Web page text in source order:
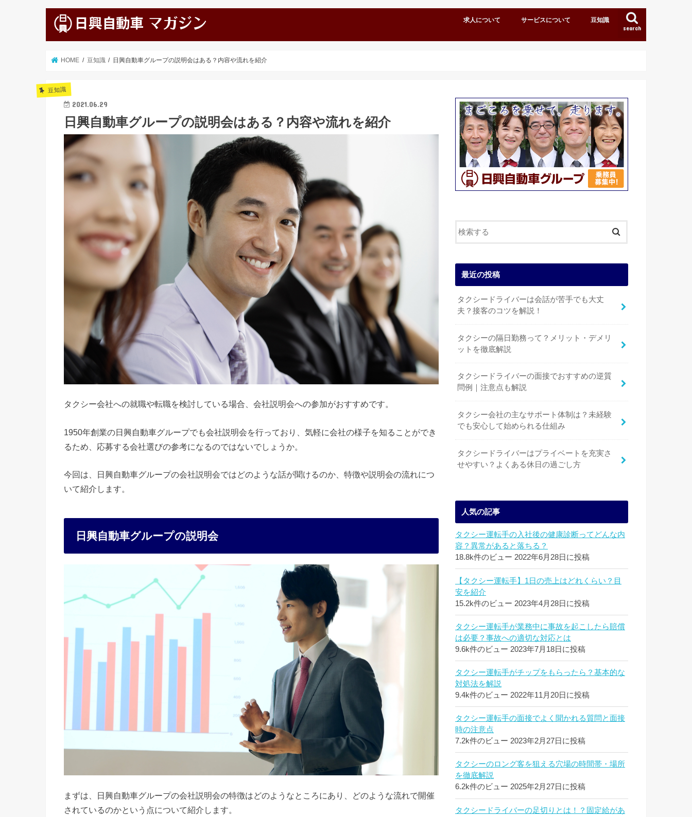
search
求人について サービスについて 豆知識
HOME 豆知識 日興自動車グループの説明会はある？内容や流れを紹介
豆知識
2021.06.29
日興自動車グループの説明会はある？内容や流れを紹介
タクシー会社への就職や転職を検討している場合、会社説明会への参加がおすすめです。
1950年創業の日興自動車グループでも会社説明会を行っており、気軽に会社の様子を知ることができ
るため、応募する会社選びの参考になるのではないでしょうか。
今回は、日興自動車グループの会社説明会ではどのような話が聞けるのか、特徴や説明会の流れにつ
いて紹介します。
日興自動車グループの説明会
まずは、日興自動車グループの会社説明会の特徴はどのようなところにあり、どのような流れで開催
されているのかという点について紹介します。
最近の投稿
タクシードライバーは会話が苦手でも大丈
夫？接客のコツを解説！
タクシーの隔日勤務って？メリット・デメリ
ットを徹底解説
タクシードライバーの面接でおすすめの逆質
問例｜注意点も解説
タクシー会社の主なサポート体制は？未経験
でも安心して始められる仕組み
タクシードライバーはプライベートを充実さ
せやすい？よくある休日の過ごし方
人気の記事
タクシー運転手の入社後の健康診断ってどんな内
容？異常があると落ちる？
18.8k件のビュー 2022年6月28日に投稿
【タクシー運転手】1日の売上はどれくらい？目
安を紹介
15.2k件のビュー 2023年4月28日に投稿
タクシー運転手が業務中に事故を起こしたら賠償
は必要？事故への適切な対応とは
9.6k件のビュー 2023年7月18日に投稿
タクシー運転手がチップをもらったら？基本的な
対処法を解説
9.4k件のビュー 2022年11月20日に投稿
タクシー運転手の面接でよく聞かれる質問と面接
時の注意点
7.2k件のビュー 2023年2月27日に投稿
タクシーのロング客を狙える穴場の時間帯・場所
を徹底解説
6.2k件のビュー 2025年2月27日に投稿
タクシードライバーの足切りとは！？固定給があ